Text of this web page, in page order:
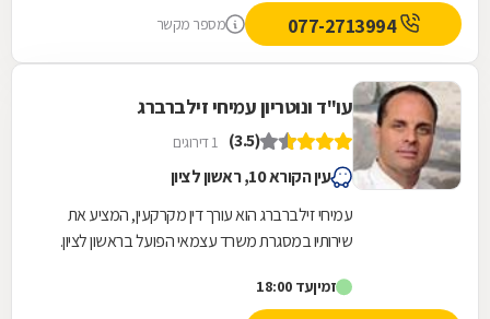
077-2713994 מספר מקשר
עו"ד ונוטריון עמיחי זילברברג
(3.5) 1 דירוגים
עין הקורא 10, ראשון לציון
עמיחי זילברברג הוא עורך דין מקרקעין, המציע את
שירותיו במסגרת משרד עצמאי הפועל בראשון לציון.
בכל...
זמיןעד 18:00